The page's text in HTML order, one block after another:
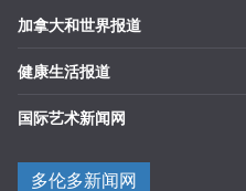
加拿大和世界报道
健康生活报道
国际艺术新闻网
多伦多新闻网